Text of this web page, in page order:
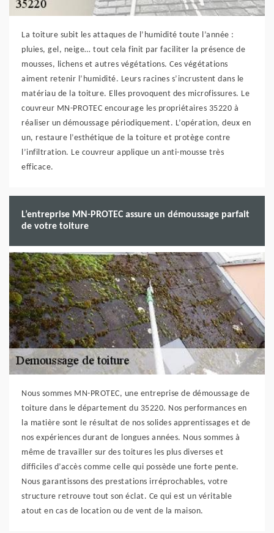
La toiture subit les attaques de l’humidité toute l’année :
pluies, gel, neige… tout cela finit par faciliter la présence de
mousses, lichens et autres végétations. Ces végétations
aiment retenir l’humidité. Leurs racines s’incrustent dans le
matériau de la toiture. Elles provoquent des microfissures. Le
couvreur MN-PROTEC encourage les propriétaires 35220 à
réaliser un démoussage périodiquement. L’opération, deux en
un, restaure l’esthétique de la toiture et protège contre
l’infiltration. Le couvreur applique un anti-mousse très
efficace.
L’entreprise MN-PROTEC assure un démoussage parfait
de votre toiture
Nous sommes MN-PROTEC, une entreprise de démoussage de
toiture dans le département du 35220. Nos performances en
la matière sont le résultat de nos solides apprentissages et de
nos expériences durant de longues années. Nous sommes à
même de travailler sur des toitures les plus diverses et
difficiles d’accès comme celle qui possède une forte pente.
Nous garantissons des prestations irréprochables, votre
structure retrouve tout son éclat. Ce qui est un véritable
atout en cas de location ou de vent de la maison.